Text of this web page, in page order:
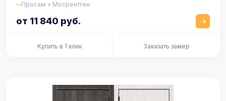
Просам + Мосрентген
от 11 840 руб.
Купить в 1 клик Заказать замер